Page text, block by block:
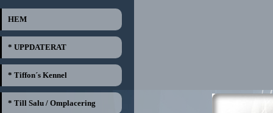
HEM
* UPPDATERAT
* Tiffon´s Kennel
* Till Salu / Omplacering